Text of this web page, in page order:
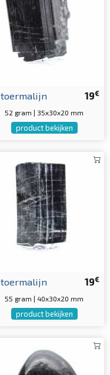
19€
toermalijn
52 gram | 35x30x20 mm
product bekijken
19€
toermalijn
55 gram | 40x30x20 mm
product bekijken